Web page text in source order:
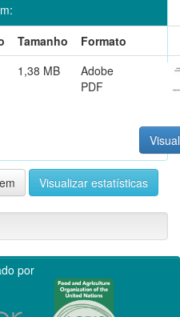
Tamanho
Formato
1,38 MB
Adobe
PDF
Visualizar estatísticas
por